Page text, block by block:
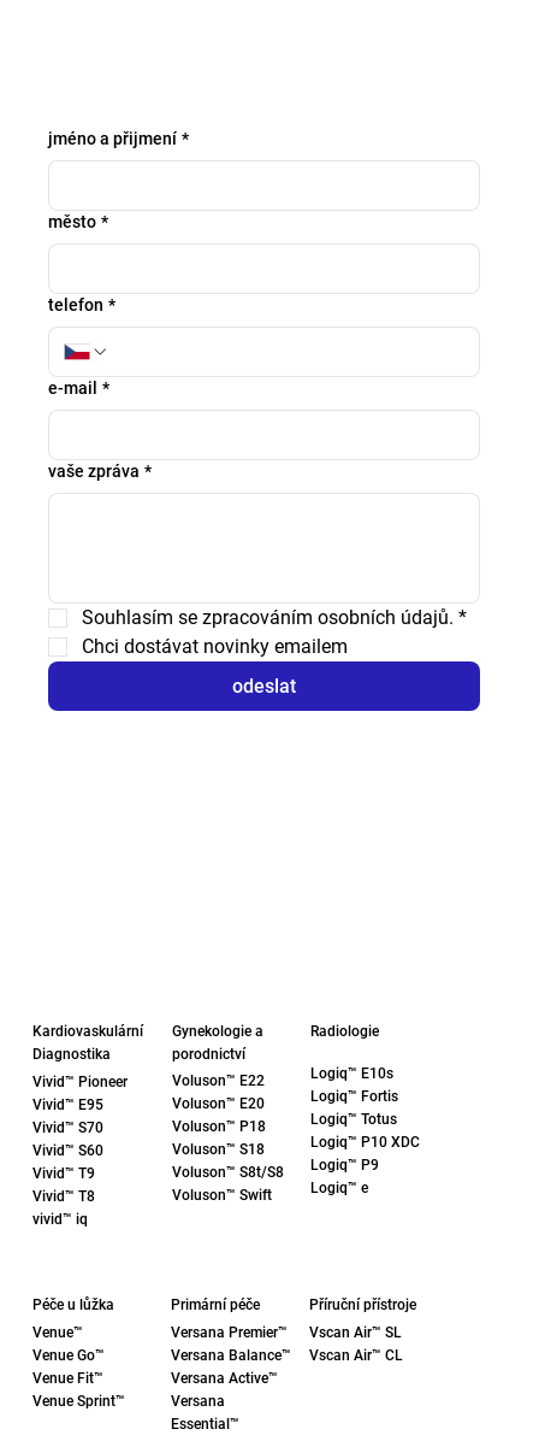
jméno a přijmení *
město *
telefon *
e-mail *
vaše zpráva *
Souhlasím se zpracováním osobních údajů. *
Chci dostávat novinky emailem
odeslat
Kardiovaskulární
Diagnostika
Vivid™ Pioneer
Vivid™ E95
Vivid™ S70
Vivid™ S60
Vivid™ T9
Vivid™ T8
vivid™ iq
Gynekologie a
porodnictví
Voluson™ E22
Voluson™ E20
Voluson™ P18
Voluson™ S18
Voluson™ S8t/S8
Voluson™ Swift
Radiologie
Logiq™ E10s
Logiq™ Fortis
Logiq™ Totus
Logiq™ P10 XDC
Logiq™ P9
Logiq™ e
Péče u lůžka
Venue™
Venue Go™
Venue Fit™
Venue Sprint™
Primární péče
Versana Premier™
Versana Balance™
Versana Active™
Versana
Essential™
Příruční přístroje
Vscan Air™ SL
Vscan Air™ CL